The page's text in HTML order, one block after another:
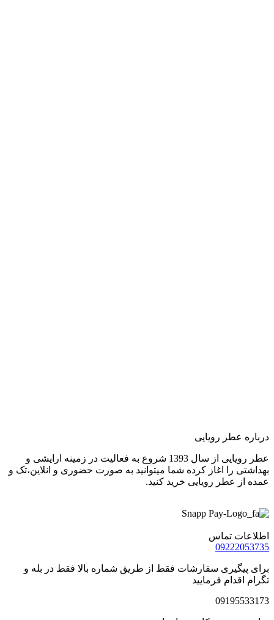
درباره عطر رویایی
عطر رویایی از سال 1393 شروع به فعالیت در زمینه ارایشی و
بهداشتی را اغاز کرده شما میتوانید به صورت حضوری و انلاین،تک و
عمده از عطر رویایی خرید کنید.
اطلاعات تماس
09222053735
برای پیگیری سفارشات فقط از طریق شماره بالا فقط در بله و
تگرام اقدام فرمایید
09195533173